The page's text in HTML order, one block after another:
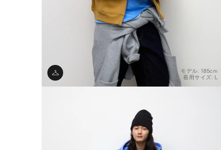
モデル: 185cm
着用サイズ: L